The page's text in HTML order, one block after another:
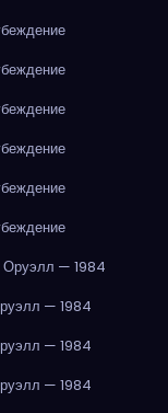
— 1984
— 1984
— 1984
— 1984